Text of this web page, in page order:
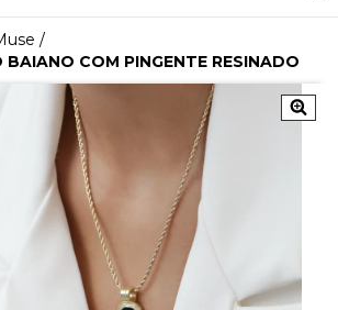
/
COM PINGENTE RESINADO